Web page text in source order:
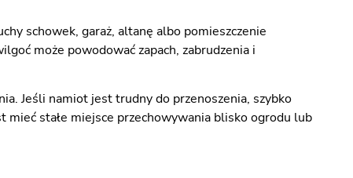
schowek, garaż, altanę albo pomieszczenie
może powodować zapach, zabrudzenia i
Jeśli namiot jest trudny do przenoszenia, szybko
mieć stałe miejsce przechowywania blisko ogrodu lub